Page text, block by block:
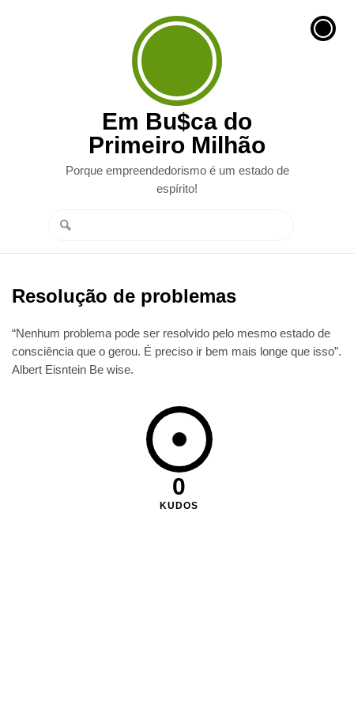
Em Bu$ca do
Primeiro Milhão
Porque empreendedorismo é um estado de
espírito!
Resolução de problemas
“Nenhum problema pode ser resolvido pelo mesmo estado de
consciência que o gerou. É preciso ir bem mais longe que isso”.
Albert Eisntein Be wise.
0
KUDOS